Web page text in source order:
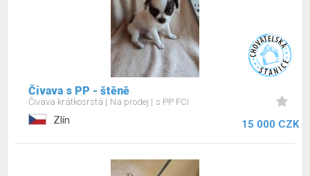
Čivava s PP - štěně
Čivava krátkosrstá Na prodej s PP FCI
Zlín 15 000 CZK